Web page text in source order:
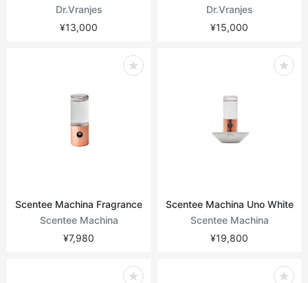
Dr.Vranjes
¥13,000
Dr.Vranjes
¥15,000
Scentee Machina Fragrance
Scentee Machina
¥7,980
Scentee Machina Uno White
Scentee Machina
¥19,800